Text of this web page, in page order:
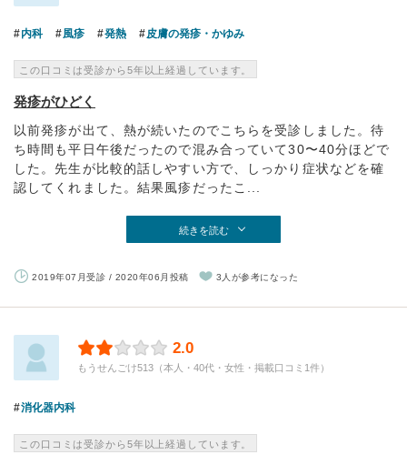
内科 風疹 発熱 皮膚の発疹・かゆみ
この口コミは受診から5年以上経過しています。
発疹がひどく
以前発疹が出て、熱が続いたのでこちらを受診しました。待
ち時間も平日午後だったので混み合っていて30〜40分ほどで
した。先生が比較的話しやすい方で、しっかり症状などを確
認してくれました。結果風疹だったこ...
続きを読む
2019年07月受診 / 2020年06月投稿 3人が参考になった
2.0
もうせんごけ513（本人・40代・女性・掲載口コミ1件）
消化器内科
この口コミは受診から5年以上経過しています。